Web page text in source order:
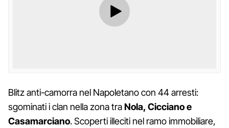
Blitz anti-camorra nel Napoletano con 44 arresti:
sgominati i clan nella zona traNola, Cicciano e
Casamarciano. Scoperti illeciti nel ramo immobiliare,